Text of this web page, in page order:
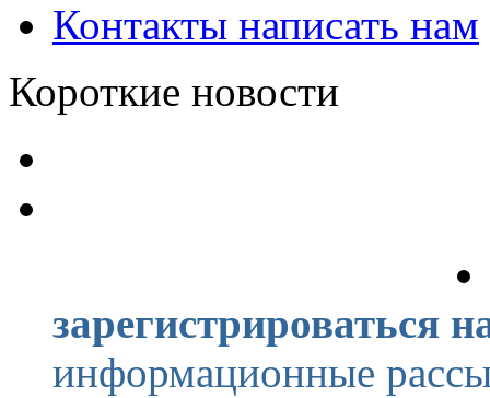
Контакты написать нам
Короткие новости
зарегистрироваться
информационные